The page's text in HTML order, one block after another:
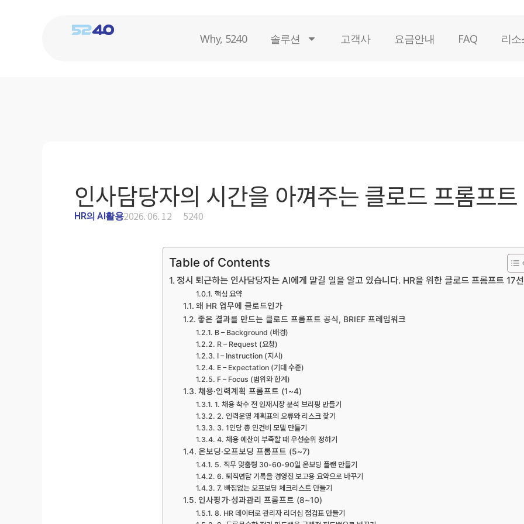
Why, 5240 솔루션 고객사 요금안내 FAQ 리
Table of Contents
정시 퇴근하는 인사담당자는 AI에게 맡길 일을 알고 있습니다. HR을 위한 클로드 프롬프트 17선
핵심 요약
왜 HR 업무에 클로드인가
좋은 결과를 만드는 클로드 프롬프트 공식, BRIEF 프레임워크
B – Background (배경)
R – Request (요청)
I – Instruction (지시)
E – Expectation (기대 수준)
F – Focus (범위와 한계)
채용·인력계획 프롬프트 (1~4)
1. 채용 착수 전 인재시장 분석 브리핑 만들기
2. 인력운영 계획표의 오류와 리스크 찾기
3. 1인당 총 인건비 모델 만들기
4. 채용 예산이 부족할 때 우선순위 정하기
온보딩·오프보딩 프롬프트 (5~7)
5. 직무 맞춤형 30-60-90일 온보딩 플랜 만들기
6. 퇴직면담 기록을 경영진 보고용 요약으로 바꾸기
7. 빠짐없는 오프보딩 체크리스트 만들기
인사평가·성과관리 프롬프트 (8~10)
8. HR 데이터로 관리자 리더십 점검표 만들기
인사담당자의 시간을 아껴주는 클로드 프롬프
HR의 AI활용2026. 06. 12 5240